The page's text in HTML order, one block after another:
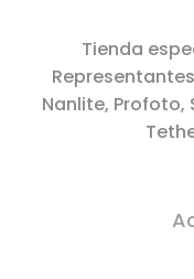
Tienda
Nanlite, Profoto,